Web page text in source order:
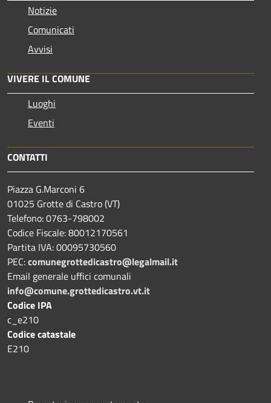
Notizie
Comunicati
Avvisi
VIVERE IL COMUNE
Luoghi
Eventi
CONTATTI
Piazza G.Marconi 6
01025 Grotte di Castro (VT)
Telefono: 0763-798002
Codice Fiscale: 80012170561
Partita IVA: 00095730560
PEC:comunegrottedicastro@legalmail.it
Email generale uffici comunali
info@comune.grottedicastro.vt.it
Codice IPA
c_e210
Codice catastale
E210